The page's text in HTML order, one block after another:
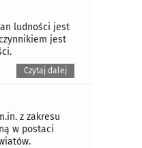
ludności jest
jest
Czytaj dalej
z zakresu
w postaci